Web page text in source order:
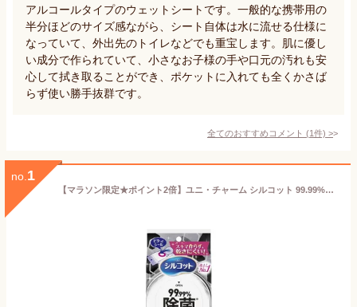
アルコールタイプのウェットシートです。一般的な携帯用の
半分ほどのサイズ感ながら、シート自体は水に流せる仕様に
なっていて、外出先のトイレなどでも重宝します。肌に優し
い成分で作られていて、小さなお子様の手や口元の汚れも安
心して拭き取ることができ、ポケットに入れても全くかさば
らず使い勝手抜群です。
全てのおすすめコメント (1件) >
no. 1
【マラソン限定★ポイント2倍】ユニ・チャーム シルコット 99.99%除菌ウェットティッシュ 外出用 24枚 携帯用 持ち運び アルコールティッシュ 手拭き ウェット ティシュ アルコールシート アルコール除菌シート 使いきりタイプ ウェットティッシュ